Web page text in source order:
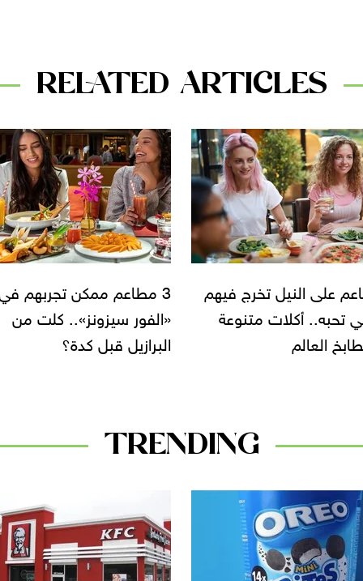
RELATED ARTICLES
ممكن تجربهم في
سيزونز».. كلت من
قبل كدة؟
اعرف أسماء أفضل مطاعم
الزمالك.. سهرة على النيل
وأكل إيطالي خطير
TRENDING